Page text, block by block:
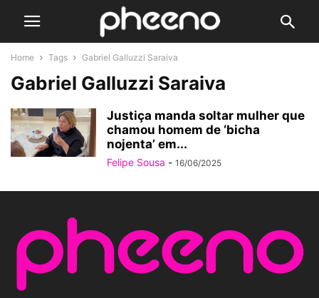
Home Tags Gabriel Galluzzi Saraiva
Gabriel Galluzzi Saraiva
Justiça manda soltar mulher que
chamou homem de ‘bicha
nojenta’ em...
Felipe Sousa - 16/06/2025